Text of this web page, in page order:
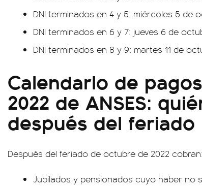
DNI terminados en 4 y 5: miércoles 5 de
DNI terminados en 6 y 7: jueves 6 de
DNI terminados en 8 y 9: martes 11 de
Calendario de
2022 de ANSES:
después del feriado
Después del feriado de octubre de 2022 cobran:
Jubilados y pensionados cuyo haber no